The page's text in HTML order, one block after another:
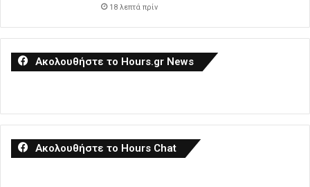
18 λεπτά πρίν
Ακολουθήστε το Hours.gr News
Ακολουθήστε το Hours Chat